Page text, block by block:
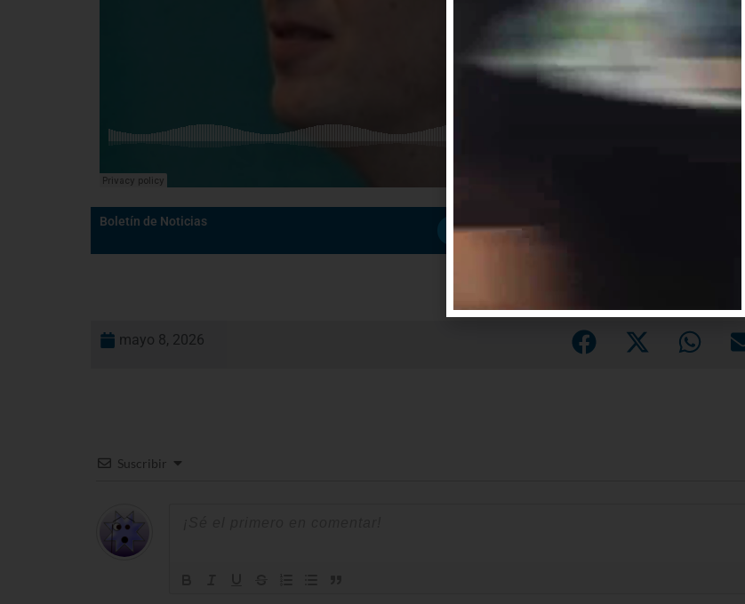
Boletín de Noticias
Suscribirme
mayo 8, 2026
Suscribir